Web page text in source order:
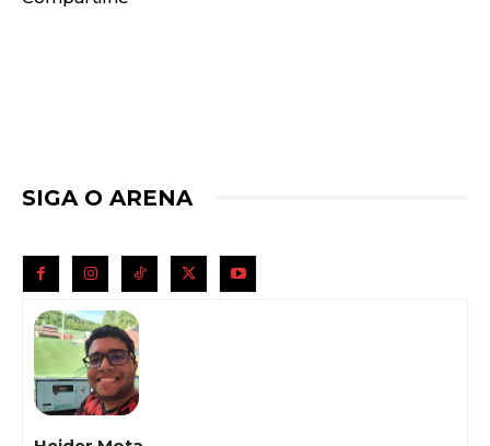
SIGA O ARENA